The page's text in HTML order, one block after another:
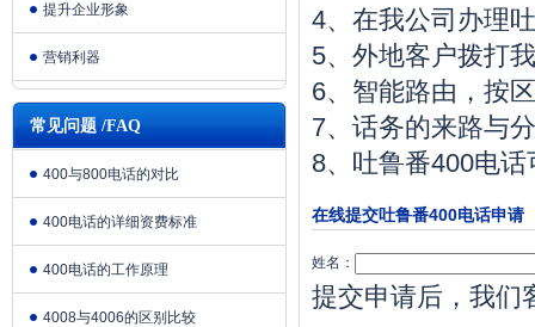
提升企业形象
营销利器
常见问题 /FAQ
400与800电话的对比
400电话的详细资费标准
400电话的工作原理
4008与4006的区别比较
4、在我公司办理
5、外地客户拨打
6、智能路由，按
7、话务的来路与
8、吐鲁番400电
在线提交吐鲁番400电话申请
姓名：
提交申请后，我们